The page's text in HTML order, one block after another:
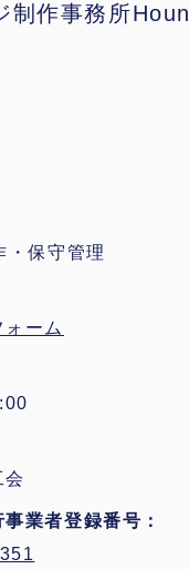
制作事務所Houn
・保守管理
ーム
業者登録番号